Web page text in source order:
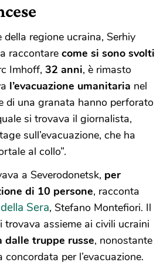
regione ucraina, Serhiy
raccontare come si sono svolti
Imhoff, 32 anni, è rimasto
l’evacuazione umanitaria nel
di una granata hanno perforato
si trovava il giornalista,
sull’evacuazione, che ha
al collo”.
a Severodonetsk, per
di 10 persone, racconta
Sera, Stefano Montefiori. Il
trovava assieme ai civili ucraini
dalle truppe russe, nonostante
per l’evacuazione.